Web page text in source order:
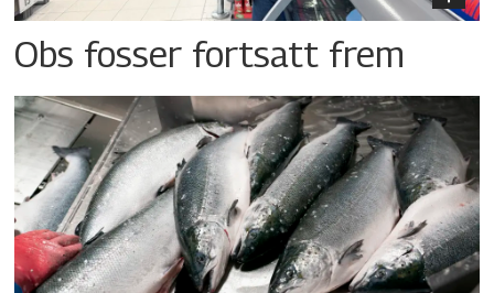
Obs fosser fortsatt frem